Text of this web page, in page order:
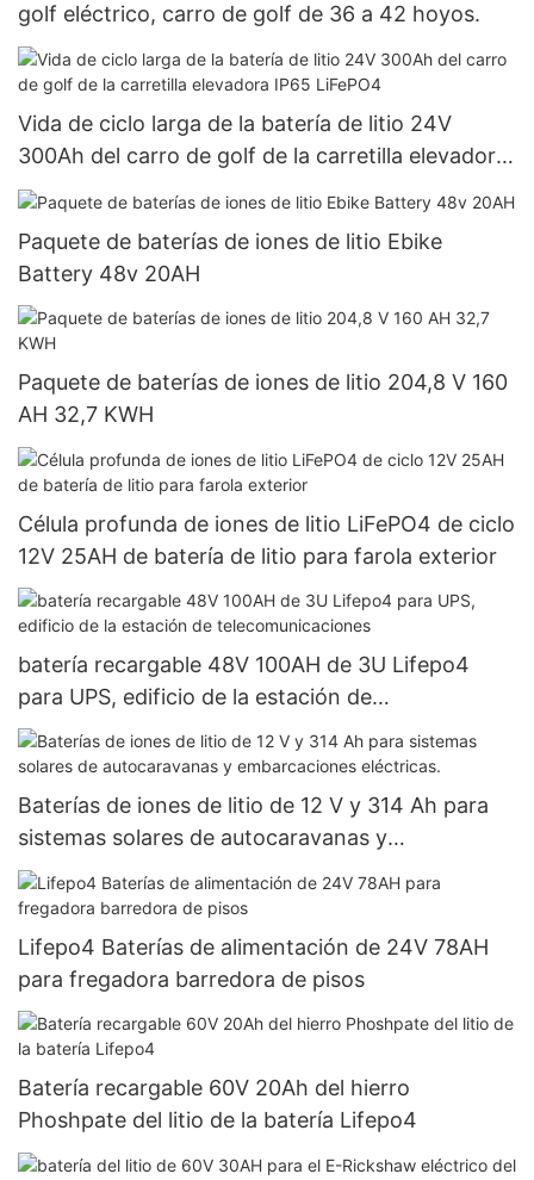
golf eléctrico, carro de golf de 36 a 42 hoyos.
Vida de ciclo larga de la batería de litio 24V
300Ah del carro de golf de la carretilla elevadora
IP65 LiFePO4
Paquete de baterías de iones de litio Ebike
Battery 48v 20AH
Paquete de baterías de iones de litio 204,8 V 160
AH 32,7 KWH
Célula profunda de iones de litio LiFePO4 de ciclo
12V 25AH de batería de litio para farola exterior
batería recargable 48V 100AH ​​de 3U Lifepo4
para UPS, edificio de la estación de
telecomunicaciones
Baterías de iones de litio de 12 V y 314 Ah para
sistemas solares de autocaravanas y
embarcaciones eléctricas.
Lifepo4 Baterías de alimentación de 24V 78AH
para fregadora barredora de pisos
Batería recargable 60V 20Ah del hierro
Phoshpate del litio de la batería Lifepo4